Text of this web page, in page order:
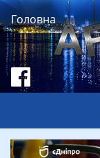
Головна